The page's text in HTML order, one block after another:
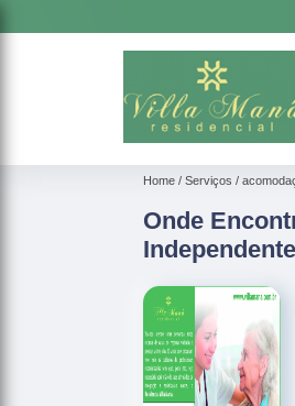
Home Serviços
Onde